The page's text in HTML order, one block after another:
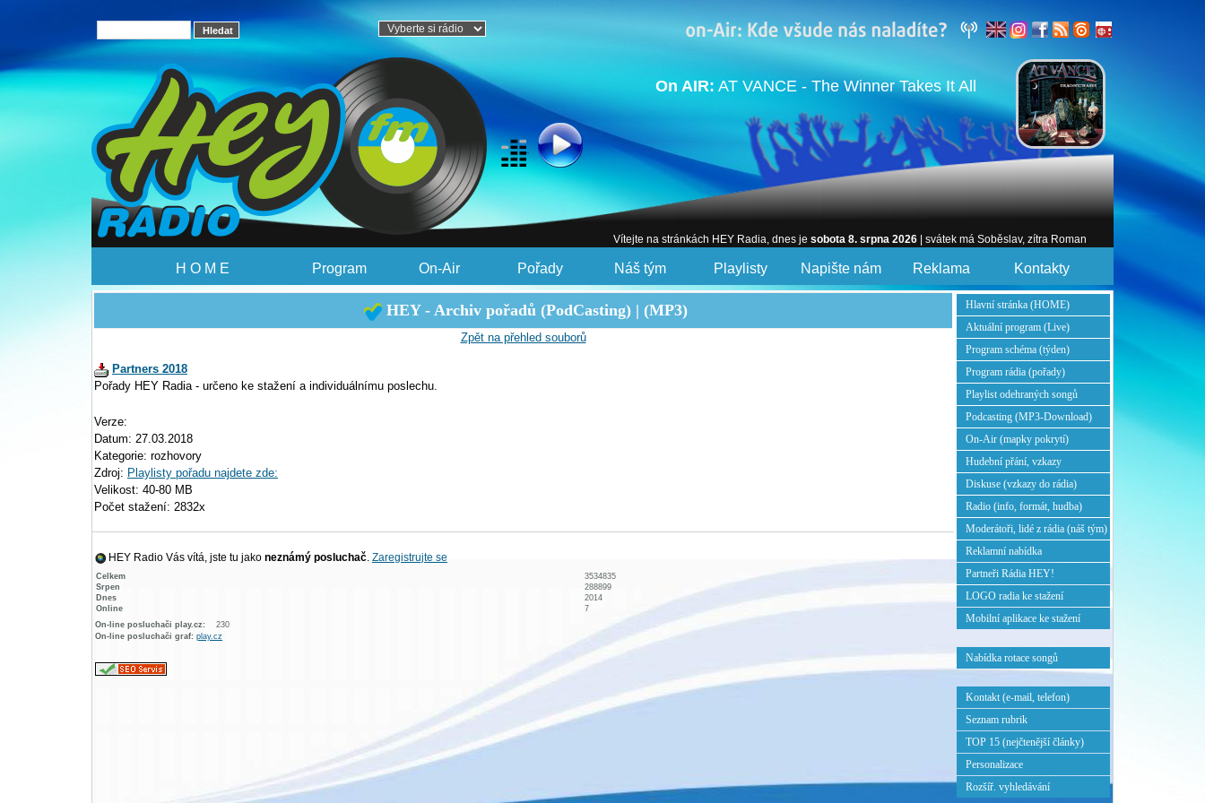
On AIR: AT VANCE - The Winner Takes It All
Vítejte na stránkách HEY Radia, dnes je sobota 8. srpna 2026 | svátek má Soběslav, zítra Roman
H O M E Program On-Air Pořady Náš tým Playlisty Napište nám Reklama Kontakty
HEY - Archiv pořadů (PodCasting) | (MP3)
Zpět na přehled souborů
Partners 2018
Pořady HEY Radia - určeno ke stažení a individuálnímu poslechu.
Verze:
Datum: 27.03.2018
Kategorie: rozhovory
Zdroj: Playlisty pořadu najdete zde:
Velikost: 40-80 MB
Počet stažení: 2832x
HEY Radio Vás vítá, jste tu jako neznámý posluchač. Zaregistrujte se
Celkem
3534835
Srpen
288899
Dnes
2014
Online
7
On-line posluchači play.cz:
230
On-line posluchači graf: play.cz
Hlavní stránka (HOME)
Aktuální program (Live)
Program schéma (týden)
Program rádia (pořady)
Playlist odehraných songů
Podcasting (MP3-Download)
On-Air (mapky pokrytí)
Hudební přání, vzkazy
Diskuse (vzkazy do rádia)
Radio (info, formát, hudba)
Moderátoři, lidé z rádia (náš tým)
Reklamní nabídka
Partneři Rádia HEY!
LOGO radia ke stažení
Mobilní aplikace ke stažení
Nabídka rotace songů
Kontakt (e-mail, telefon)
Seznam rubrik
TOP 15 (nejčtenější články)
Personalizace
Rozšíř. vyhledávání